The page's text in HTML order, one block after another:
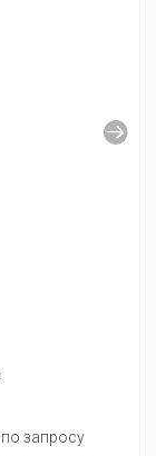
по запросу